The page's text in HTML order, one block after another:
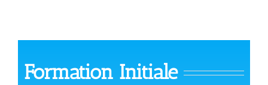
Formation Initiale